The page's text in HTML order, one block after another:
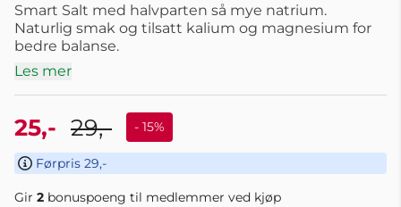
Smart Salt med halvparten så mye natrium.
Naturlig smak og tilsatt kalium og magnesium for
bedre balanse.
Les mer
25,- 29,- - 15%
Førpris 29,-
Gir 2 bonuspoeng til medlemmer ved kjøp